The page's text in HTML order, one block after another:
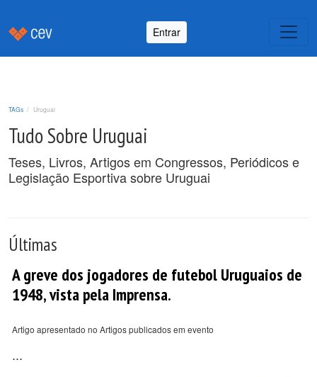
Entrar
TAGs Uruguai
Tudo Sobre Uruguai
Teses, Livros, Artigos em Congressos, Periódicos e
Legislação Esportiva sobre Uruguai
Últimas
A greve dos jogadores de futebol Uruguaios de
1948, vista pela Imprensa.
Artigo apresentado no Artigos publicados em evento
...